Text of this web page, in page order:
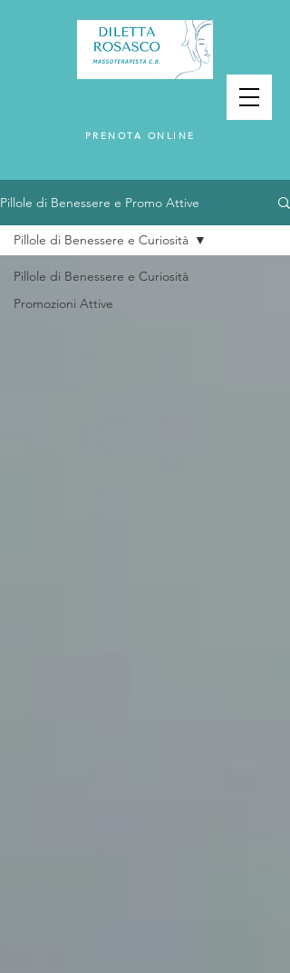
PRENOTA ONLINE
Pillole di Benessere e Promo Attive
Pillole di Benessere e Curiosità
Promozioni Attive
Pillole di Benessere e Curiosità